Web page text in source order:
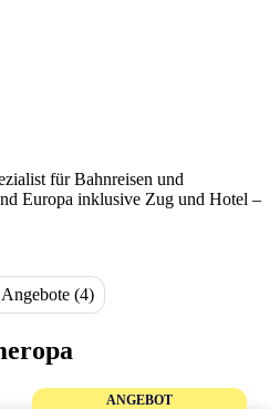
für Bahnreisen und
Europa inklusive Zug und Hotel –
Angebote (4)
ANGEBOT